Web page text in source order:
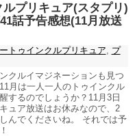
プリキュア(スタプリ)
話予告感想(11月放送
トゥインクルプリキュア
プ
クルイマジネーションも見つ
月は一人一人のトゥインクル
するのでしょうか？11月3日
ュア放送はお休みなので、2
んでくださいね。 それでは予